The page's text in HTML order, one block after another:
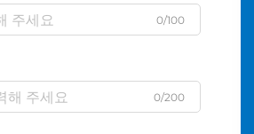
0/100
0/200